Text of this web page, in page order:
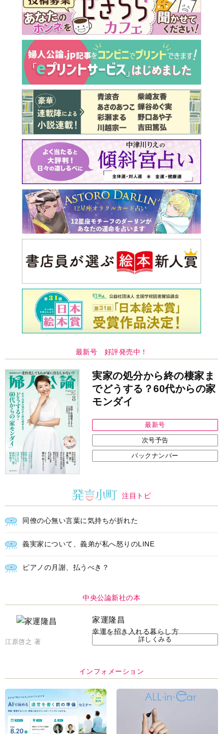
最新号 好評発売中！
実家の処分から終の棲家ま
でどうする？60代からの家
モンダイ
最新号
次号予告
バックナンバー
注目トピ
同僚の心無い言葉に気持ちが折れた
義実家について、義弟が私へ怒りのLINE
ピアノの月謝、払うべき？
中央公論新社の本
家運隆昌
幸運を招き入れる暮らし方
江原啓之 著 詳しくみる
インフォメーション